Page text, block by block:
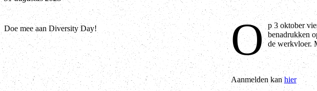
Doe mee aan Diversity Day! O p 3 oktober
benadrukken
de werkvloer.
toegang tot de
Aanmelden kanhier